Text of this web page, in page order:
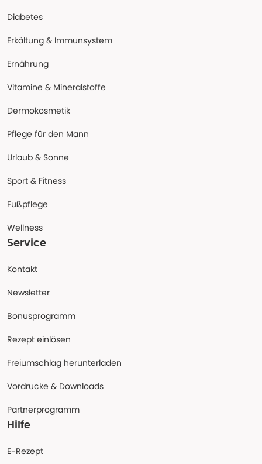
Diabetes
Erkältung & Immunsystem
Ernährung
Vitamine & Mineralstoffe
Dermokosmetik
Pflege für den Mann
Urlaub & Sonne
Sport & Fitness
Fußpflege
Wellness
Service
Kontakt
Newsletter
Bonusprogramm
Rezept einlösen
Freiumschlag herunterladen
Vordrucke & Downloads
Partnerprogramm
Hilfe
E-Rezept